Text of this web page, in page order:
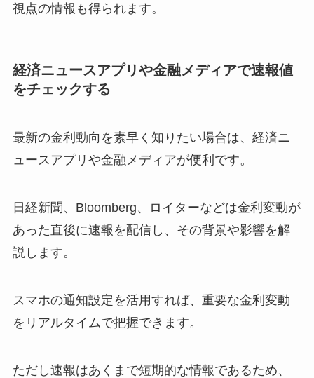
視点の情報も得られます。
経済ニュースアプリや金融メディアで速報値
をチェックする
最新の金利動向を素早く知りたい場合は、経済ニ
ュースアプリや金融メディアが便利です。
日経新聞、Bloomberg、ロイターなどは金利変動が
あった直後に速報を配信し、その背景や影響を解
説します。
スマホの通知設定を活用すれば、重要な金利変動
をリアルタイムで把握できます。
ただし速報はあくまで短期的な情報であるため、